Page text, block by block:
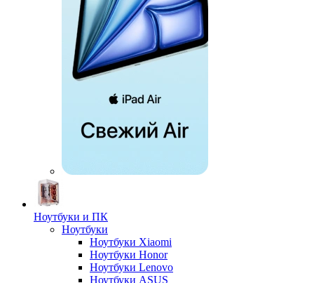
Ноутбуки и ПК
Ноутбуки
Ноутбуки Xiaomi
Ноутбуки Honor
Ноутбуки Lenovo
Ноутбуки ASUS